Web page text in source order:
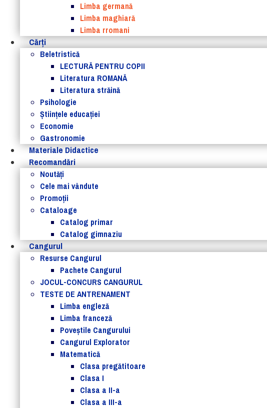
Limba germană
Limba maghiară
Limba rromani
Cărţi
Beletristică
LECTURĂ PENTRU COPII
Literatura ROMANĂ
Literatura străină
Psihologie
Ştiinţele educaţiei
Economie
Gastronomie
Materiale Didactice
Recomandări
Noutăţi
Cele mai vândute
Promoții
Cataloage
Catalog primar
Catalog gimnaziu
Cangurul
Resurse Cangurul
Pachete Cangurul
JOCUL-CONCURS CANGURUL
TESTE DE ANTRENAMENT
Limba engleză
Limba franceză
Poveștile Cangurului
Cangurul Explorator
Matematică
Clasa pregătitoare
Clasa I
Clasa a II-a
Clasa a III-a